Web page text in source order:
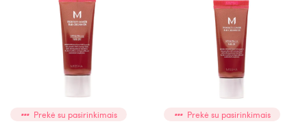
Prekė su pasirinkimais Prekė su pasirinkimais